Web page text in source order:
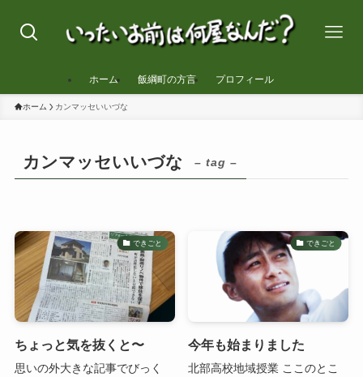
ホーム 飯綱町の方言 プロフィール
ホーム カンマッセいいづな
カンマッセいいづな – tag –
できごと
ちょっと気を抜くと〜
思いの外大きな記事でびっく
できごと
今年も始まりました
北部高校地域授業 ここのとこ